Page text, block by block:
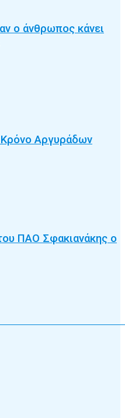
ο άνθρωπος κάνει
Κρόνο Αργυράδων
ΠΑΟ Σφακιανάκης ο